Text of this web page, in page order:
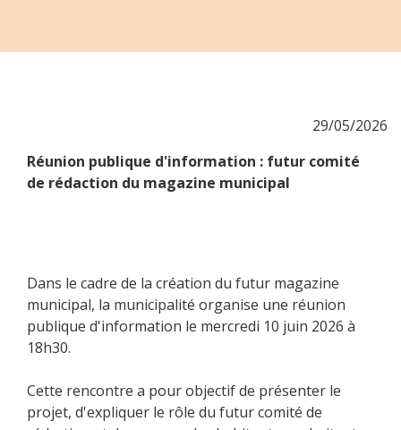
29/05/2026
Réunion publique d'information : futur comité
de rédaction du magazine municipal
Dans le cadre de la création du futur magazine
municipal, la municipalité organise une réunion
publique d'information le mercredi 10 juin 2026 à
18h30.
Cette rencontre a pour objectif de présenter le
projet, d'expliquer le rôle du futur comité de